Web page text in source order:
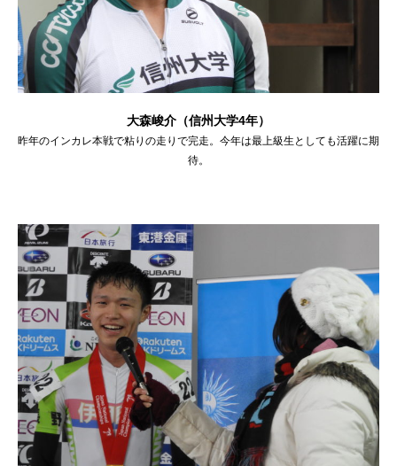
大森峻介（信州大学4年）
昨年のインカレ本戦で粘りの走りで完走。今年は最上級生としても活躍に期
待。